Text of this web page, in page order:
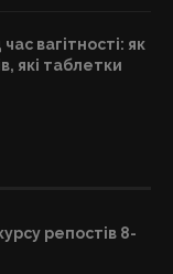
вагітності: як
які таблетки
репостів 8-